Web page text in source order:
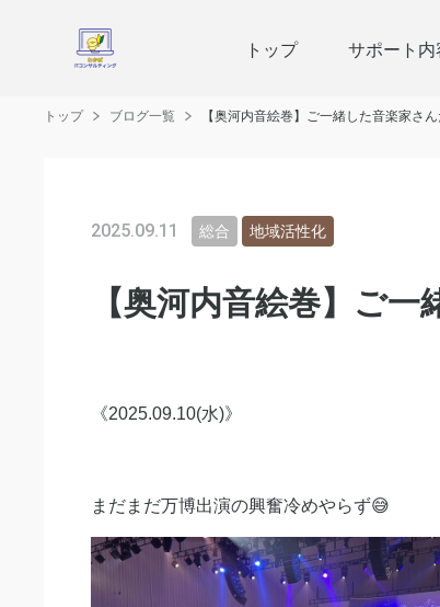
トップ サポート内
トップ ブログ一覧 【奥河内音絵巻】ご一緒した音楽家さ
2025.09.11 総合 地域活性化
【奥河内音絵巻】ご
《2025.09.10(水)》
まだまだ万博出演の興奮冷めやらず😅